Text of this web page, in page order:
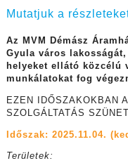
Mutatjuk a
Az MVM Démász
Gyula város
helyeket ellátó közcélú
munkálatokat fog
EZEN IDŐSZAKOKBAN
SZOLGÁLTATÁS
Időszak: 2025.11.04.
Területek: